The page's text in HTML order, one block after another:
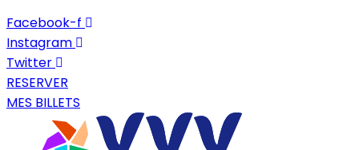
Facebook-f
Instagram
Twitter
RESERVER
MES BILLETS